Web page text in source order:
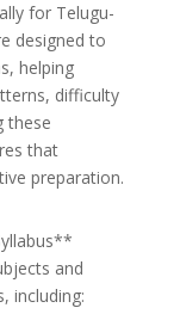
for Telugu-
designed to
helping
difficulty
these
that
preparation.
and
including: